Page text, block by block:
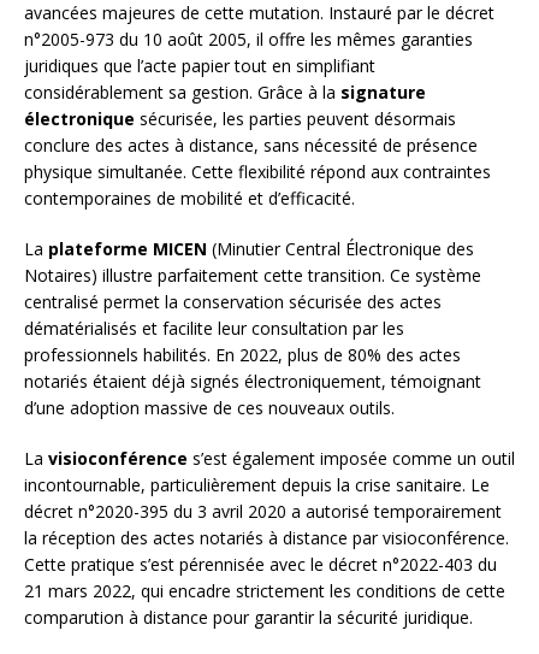
avancées majeures de cette mutation. Instauré par le décret
n°2005-973 du 10 août 2005, il offre les mêmes garanties
juridiques que l’acte papier tout en simplifiant
considérablement sa gestion. Grâce à la signature
électronique sécurisée, les parties peuvent désormais
conclure des actes à distance, sans nécessité de présence
physique simultanée. Cette flexibilité répond aux contraintes
contemporaines de mobilité et d’efficacité.
La plateforme MICEN (Minutier Central Électronique des
Notaires) illustre parfaitement cette transition. Ce système
centralisé permet la conservation sécurisée des actes
dématérialisés et facilite leur consultation par les
professionnels habilités. En 2022, plus de 80% des actes
notariés étaient déjà signés électroniquement, témoignant
d’une adoption massive de ces nouveaux outils.
La visioconférence s’est également imposée comme un outil
incontournable, particulièrement depuis la crise sanitaire. Le
décret n°2020-395 du 3 avril 2020 a autorisé temporairement
la réception des actes notariés à distance par visioconférence.
Cette pratique s’est pérennisée avec le décret n°2022-403 du
21 mars 2022, qui encadre strictement les conditions de cette
comparution à distance pour garantir la sécurité juridique.